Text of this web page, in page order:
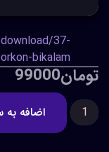
37-
bikalam
تومان99000